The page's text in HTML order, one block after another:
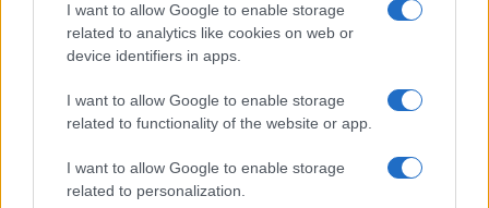
I want to allow Google to enable storage
related to analytics like cookies on web or
device identifiers in apps.
I want to allow Google to enable storage
related to functionality of the website or app.
I want to allow Google to enable storage
related to personalization.
Copenhagen Fashion Week SS27: le novità che stanno
Cristian Castiglioni · 8 Ago 2026